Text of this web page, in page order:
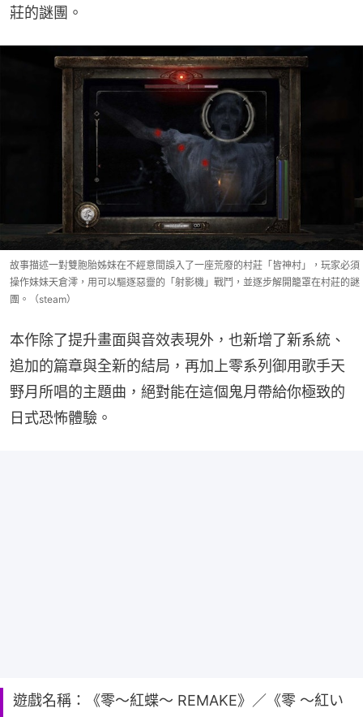
莊的謎團。
故事描述一對雙胞胎姊妹在不經意間誤入了一座荒廢的村莊「皆神村」，玩家必須
操作妹妹天倉澪，用可以驅逐惡靈的「射影機」戰鬥，並逐步解開籠罩在村莊的謎
團。（steam）
本作除了提升畫面與音效表現外，也新增了新系統、
追加的篇章與全新的結局，再加上零系列御用歌手天
野月所唱的主題曲，絕對能在這個鬼月帶給你極致的
日式恐怖體驗。
遊戲名稱：《零～紅蝶～ REMAKE》／《零 ～紅い